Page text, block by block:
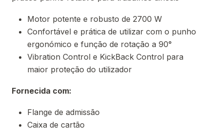
Motor potente e robusto de 2700 W
Confortável e prática de utilizar com o punho
ergonómico e função de rotação a 90°
Vibration Control e KickBack Control para
maior proteção do utilizador
Fornecida com:
Flange de admissão
Caixa de cartão